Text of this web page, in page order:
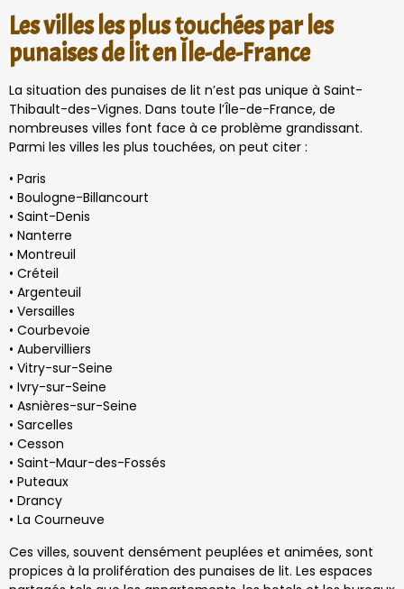
Les villes les plus touchées par les
punaises de lit en Île-de-France
La situation des punaises de lit n’est pas unique à Saint-
Thibault-des-Vignes. Dans toute l’Île-de-France, de
nombreuses villes font face à ce problème grandissant.
Parmi les villes les plus touchées, on peut citer :
• Paris
• Boulogne-Billancourt
• Saint-Denis
• Nanterre
• Montreuil
• Créteil
• Argenteuil
• Versailles
• Courbevoie
• Aubervilliers
• Vitry-sur-Seine
• Ivry-sur-Seine
• Asnières-sur-Seine
• Sarcelles
• Cesson
• Saint-Maur-des-Fossés
• Puteaux
• Drancy
• La Courneuve
Ces villes, souvent densément peuplées et animées, sont
propices à la prolifération des punaises de lit. Les espaces